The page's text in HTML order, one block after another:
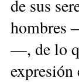
de sus
hombres
—, de lo
expresión